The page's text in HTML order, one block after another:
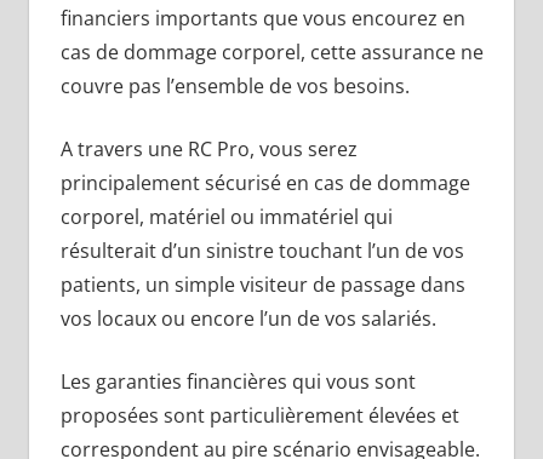
financiers importants que vous encourez en
cas de dommage corporel, cette assurance ne
couvre pas l’ensemble de vos besoins.
A travers une RC Pro, vous serez
principalement sécurisé en cas de dommage
corporel, matériel ou immatériel qui
résulterait d’un sinistre touchant l’un de vos
patients, un simple visiteur de passage dans
vos locaux ou encore l’un de vos salariés.
Les garanties financières qui vous sont
proposées sont particulièrement élevées et
correspondent au pire scénario envisageable.